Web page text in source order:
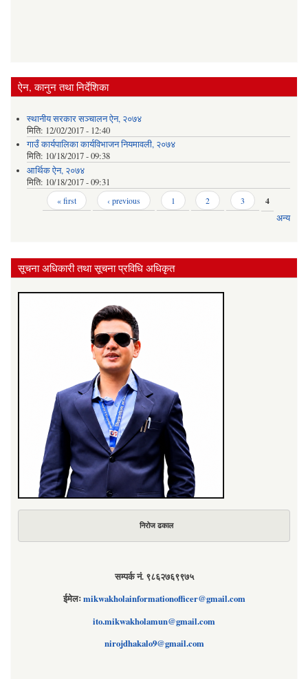
ऐन, कानुन तथा निर्देशिका
स्थानीय सरकार सञ्‍चालन ऐन, २०७४
मिति: 12/02/2017 - 12:40
गाउँ कार्यपालिका कार्यविभाजन नियमावली, २०७४
मिति: 10/18/2017 - 09:38
आर्थिक ऐन, २०७४
मिति: 10/18/2017 - 09:31
« first ‹ previous 1 2 3
4
अन्य
सूचना अधिकारी तथा सूचना प्रविधि अधिकृत
निरोज ढकाल
सम्पर्क नं. ९८६२७६९९७५
ईमेलःmikwakholainformationofficer@gmail.com
ito.mikwakholamun@gmail.com
nirojdhakalo9@gmail.com